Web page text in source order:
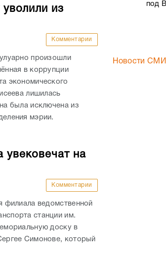
из
Комментарии
произошли
в коррупции
экономического
лишилась
была исключена из
мэрии.
увековечат на
Комментарии
филиала ведомственной
станции им.
доску в
Симонове, который
под
Новости